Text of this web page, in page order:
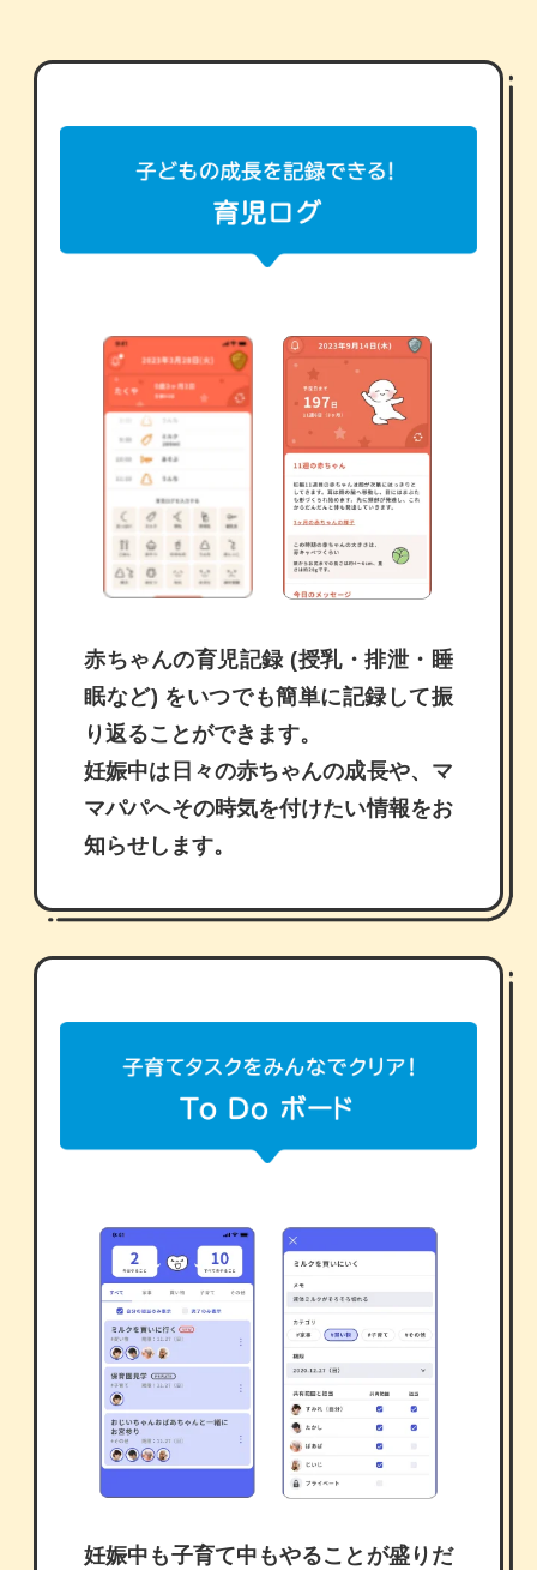
赤ちゃんの育児記録 (授乳・排泄・睡
眠など) をいつでも簡単に記録して振
り返ることができます。
妊娠中は日々の赤ちゃんの成長や、マ
マパパへその時気を付けたい情報をお
知らせします。
妊娠中も子育て中もやることが盛りだ